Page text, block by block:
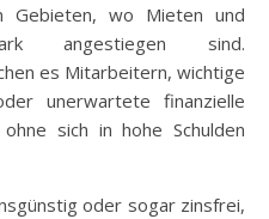
Gebieten, wo Mieten und
angestiegen sind.
es Mitarbeitern, wichtige
unerwartete finanzielle
sich in hohe Schulden
oder sogar zinsfrei,